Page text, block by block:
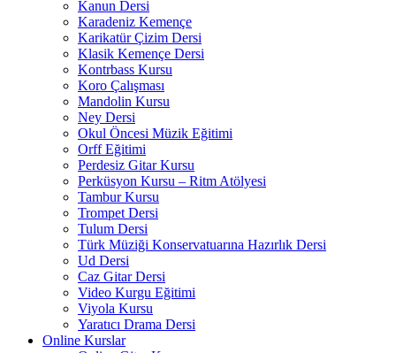
Kanun Dersi
Karadeniz Kemençe
Karikatür Çizim Dersi
Klasik Kemençe Dersi
Kontrbass Kursu
Koro Çalışması
Mandolin Kursu
Ney Dersi
Okul Öncesi Müzik Eğitimi
Orff Eğitimi
Perdesiz Gitar Kursu
Perküsyon Kursu – Ritm Atölyesi
Tambur Kursu
Trompet Dersi
Tulum Dersi
Türk Müziği Konservatuarına Hazırlık Dersi
Ud Dersi
Caz Gitar Dersi
Video Kurgu Eğitimi
Viyola Kursu
Yaratıcı Drama Dersi
Online Kurslar